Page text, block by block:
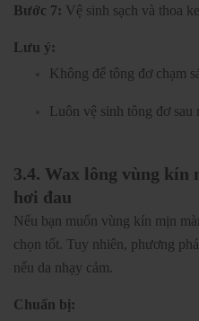
Bước 7: Vệ sinh sạch và thoa
Lưu ý:
Không để tông đơ chạm
Luôn vệ sinh tông đơ sau
3.4. Wax lông vùng kín
hơi đau
Nếu bạn muốn vùng kín mịn
chọn tốt. Tuy nhiên, phương
nếu da nhạy cảm.
Chuẩn bị: